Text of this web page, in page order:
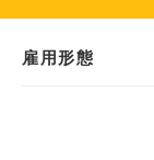
雇用形態